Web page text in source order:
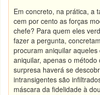
Em concreto, na prática, a
cem por cento as forças
chefe? Para quem eles
fazer a pergunta,
procuram aniquilar
aniquilar, apenas o método
surpresa haverá se
intransigentes são
máscara da fidelidade à